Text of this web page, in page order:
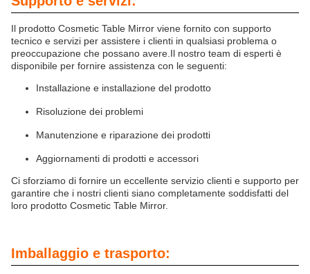
Il prodotto Cosmetic Table Mirror viene fornito con supporto
tecnico e servizi per assistere i clienti in qualsiasi problema o
preoccupazione che possano avere.Il nostro team di esperti è
disponibile per fornire assistenza con le seguenti:
Installazione e installazione del prodotto
Risoluzione dei problemi
Manutenzione e riparazione dei prodotti
Aggiornamenti di prodotti e accessori
Ci sforziamo di fornire un eccellente servizio clienti e supporto per
garantire che i nostri clienti siano completamente soddisfatti del
loro prodotto Cosmetic Table Mirror.
Imballaggio e trasporto: